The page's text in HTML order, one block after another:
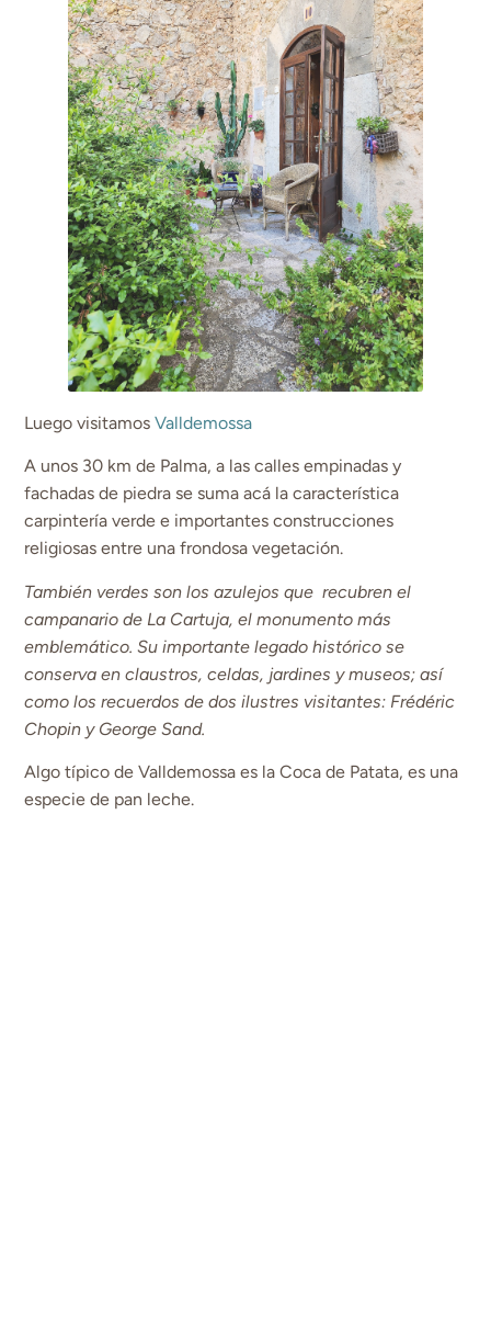
Luego visitamosValldemossa
A unos 30 km de Palma, a las calles empinadas y
fachadas de piedra se suma acá la característica
carpintería verde e importantes construcciones
religiosas entre una frondosa vegetación.
También verdes son los azulejos que recubren el
campanario de La Cartuja, el monumento más
emblemático. Su importante legado histórico se
conserva en claustros, celdas, jardines y museos; así
como los recuerdos de dos ilustres visitantes: Frédéric
Chopin y George Sand.
Algo típico de Valldemossa es la Coca de Patata, es una
especie de pan leche.